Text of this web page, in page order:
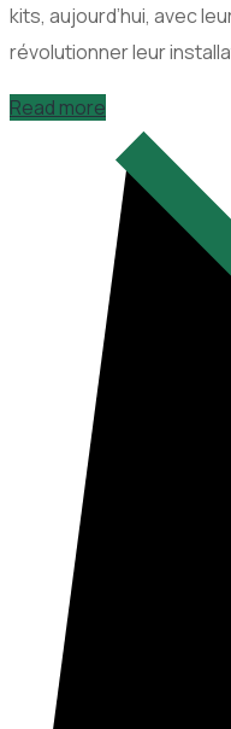
kits, aujourd’hui, avec
révolutionner leur
Read more